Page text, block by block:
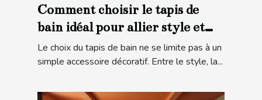
Comment choisir le tapis de
bain idéal pour allier style et
sécurité ?
Le choix du tapis de bain ne se limite pas à un
simple accessoire décoratif. Entre le style, la...